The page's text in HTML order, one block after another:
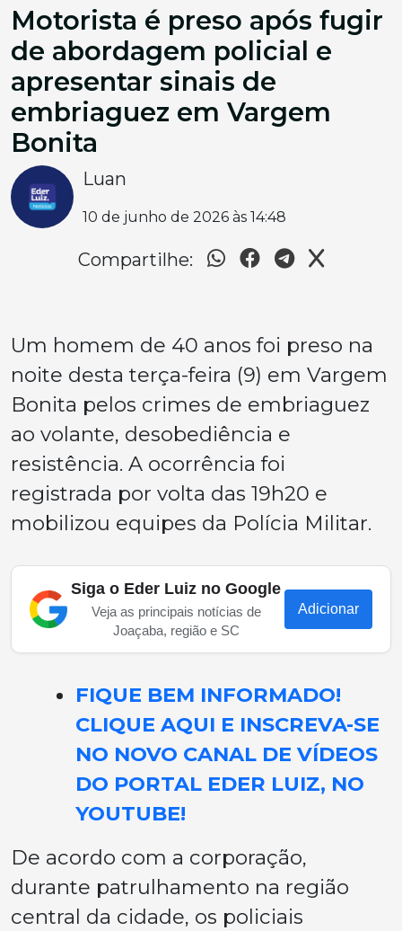
Motorista é preso após fugir
de abordagem policial e
apresentar sinais de
embriaguez em Vargem
Bonita
Luan
10 de junho de 2026 às 14:48
Compartilhe:
Um homem de 40 anos foi preso na
noite desta terça-feira (9) em Vargem
Bonita pelos crimes de embriaguez
ao volante, desobediência e
resistência. A ocorrência foi
registrada por volta das 19h20 e
mobilizou equipes da Polícia Militar.
Siga o Eder Luiz no Google
Veja as principais notícias de
Joaçaba, região e SC
Adicionar
FIQUE BEM INFORMADO!
CLIQUE AQUI E INSCREVA-SE
NO NOVO CANAL DE VÍDEOS
DO PORTAL EDER LUIZ, NO
YOUTUBE!
De acordo com a corporação,
durante patrulhamento na região
central da cidade, os policiais